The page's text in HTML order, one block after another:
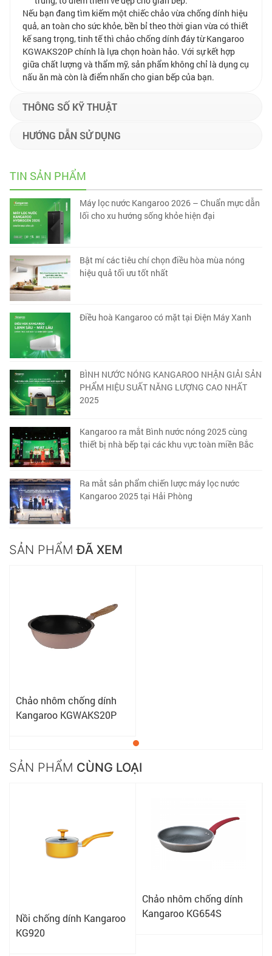
Nếu bạn đang tìm kiếm một chiếc chảo vừa chống dính hiệu
quả, an toàn cho sức khỏe, bền bỉ theo thời gian vừa có thiết
kế sang trọng, tinh tế thì chảo chống dính đáy từ Kangaroo
KGWAKS20P chính là lựa chọn hoàn hảo. Với sự kết hợp
giữa chất lượng và thẩm mỹ, sản phẩm không chỉ là dụng cụ
nấu ăn mà còn là điểm nhấn cho gian bếp của bạn.
THÔNG SỐ KỸ THUẬT
HƯỚNG DẪN SỬ DỤNG
TIN SẢN PHẨM
Máy lọc nước Kangaroo 2026 – Chuẩn mực dẫn
lối cho xu hướng sống khỏe hiện đại
Bật mí các tiêu chí chọn điều hòa mùa nóng
hiệu quả tối ưu tốt nhất
Điều hoà Kangaroo có mặt tại Điện Máy Xanh
BÌNH NƯỚC NÓNG KANGAROO NHẬN GIẢI SẢN
PHẨM HIỆU SUẤT NĂNG LƯỢNG CAO NHẤT
2025
Kangaroo ra mắt Bình nước nóng 2025 cùng
thiết bị nhà bếp tại các khu vực toàn miền Bắc
Ra mắt sản phẩm chiến lược máy lọc nước
Kangaroo 2025 tại Hải Phòng
SẢN PHẨM ĐÃ XEM
Chảo nhôm chống dính
Kangaroo KGWAKS20P
SẢN PHẨM CÙNG LOẠI
Nồi chống dính Kangaroo
KG920
Chảo nhôm chống dính
Kangaroo KG654S